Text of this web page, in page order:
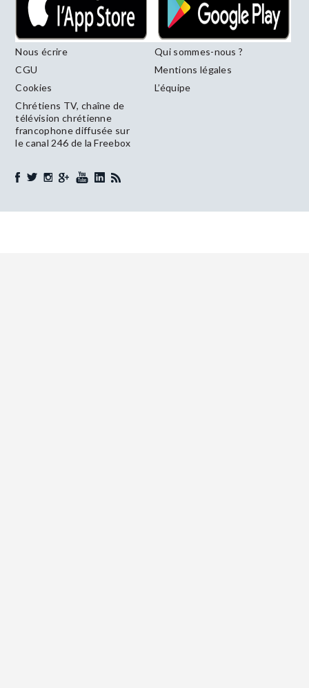
Nous écrire
Qui sommes-nous ?
CGU
Mentions légales
Cookies
L’équipe
Chrétiens TV, chaîne de
télévision chrétienne
francophone diffusée sur
le canal 246 de la Freebox